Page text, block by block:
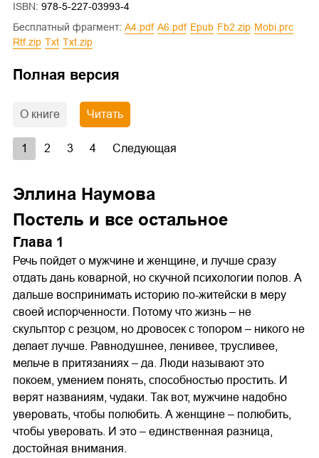
ISBN: 978-5-227-03993-4
Бесплатный фрагмент:
a4.pdf a6.pdf epub fb2.zip
mobi.prc
rtf.zip
txt txt.zip
Полная версия
О книге Читать
1 2 3 4 Следующая
Эллина Наумова
Постель и все остальное
Глава 1
Речь пойдет о мужчине и женщине, и лучше сразу
отдать дань коварной, но скучной психологии полов. А
дальше воспринимать историю по-житейски в меру
своей испорченности. Потому что жизнь – не
скульптор с резцом, но дровосек с топором – никого не
делает лучше. Равнодушнее, ленивее, трусливее,
мельче в притязаниях – да. Люди называют это
покоем, умением понять, способностью простить. И
верят названиям, чудаки. Так вот, мужчине надобно
уверовать, чтобы полюбить. А женщине – полюбить,
чтобы уверовать. И это – единственная разница,
достойная внимания.